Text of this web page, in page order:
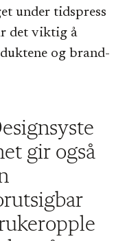
under tidspress
det viktig å
og brand-
gir også